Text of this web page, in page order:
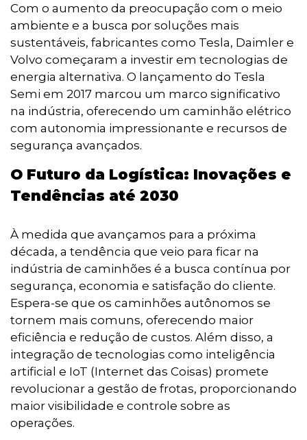
Com o aumento da preocupação com o meio
ambiente e a busca por soluções mais
sustentáveis, fabricantes como Tesla, Daimler e
Volvo começaram a investir em tecnologias de
energia alternativa. O lançamento do Tesla
Semi em 2017 marcou um marco significativo
na indústria, oferecendo um caminhão elétrico
com autonomia impressionante e recursos de
segurança avançados.
O Futuro da Logística: Inovações e
Tendências até 2030
À medida que avançamos para a próxima
década, a tendência que veio para ficar na
indústria de caminhões é a busca contínua por
segurança, economia e satisfação do cliente.
Espera-se que os caminhões autônomos se
tornem mais comuns, oferecendo maior
eficiência e redução de custos. Além disso, a
integração de tecnologias como inteligência
artificial e IoT (Internet das Coisas) promete
revolucionar a gestão de frotas, proporcionando
maior visibilidade e controle sobre as
operações.